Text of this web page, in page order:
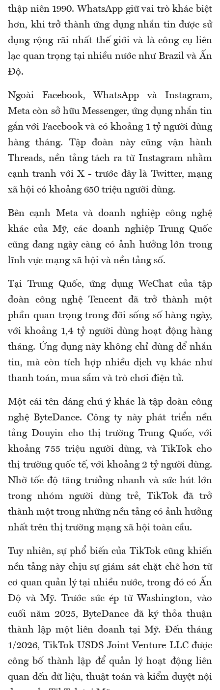
thập niên 1990. WhatsApp giữ vai trò khác biệt
hơn, khi trở thành ứng dụng nhắn tin được sử
dụng rộng rãi nhất thế giới và là công cụ liên
lạc quan trọng tại nhiều nước như Brazil và Ấn
Độ.
Ngoài Facebook, WhatsApp và Instagram,
Meta còn sở hữu Messenger, ứng dụng nhắn tin
gắn với Facebook và có khoảng 1 tỷ người dùng
hàng tháng. Tập đoàn này cũng vận hành
Threads, nền tảng tách ra từ Instagram nhằm
cạnh tranh với X - trước đây là Twitter, mạng
xã hội có khoảng 650 triệu người dùng.
Bên cạnh Meta và doanh nghiệp công nghệ
khác của Mỹ, các doanh nghiệp Trung Quốc
cũng đang ngày càng có ảnh hưởng lớn trong
lĩnh vực mạng xã hội và nền tảng số.
Tại Trung Quốc, ứng dụng WeChat của tập
đoàn công nghệ Tencent đã trở thành một
phần quan trọng trong đời sống số hàng ngày,
với khoảng 1,4 tỷ người dùng hoạt động hàng
tháng. Ứng dụng này không chỉ dùng để nhắn
tin, mà còn tích hợp nhiều dịch vụ khác như
thanh toán, mua sắm và trò chơi điện tử.
Một cái tên đáng chú ý khác là tập đoàn công
nghệ ByteDance. Công ty này phát triển nền
tảng Douyin cho thị trường Trung Quốc, với
khoảng 755 triệu người dùng, và TikTok cho
thị trường quốc tế, với khoảng 2 tỷ người dùng.
Nhờ tốc độ tăng trưởng nhanh và sức hút lớn
trong nhóm người dùng trẻ, TikTok đã trở
thành một trong những nền tảng có ảnh hưởng
nhất trên thị trường mạng xã hội toàn cầu.
Tuy nhiên, sự phổ biến của TikTok cũng khiến
nền tảng này chịu sự giám sát chặt chẽ hơn từ
cơ quan quản lý tại nhiều nước, trong đó có Ấn
Độ và Mỹ. Trước sức ép từ Washington, vào
cuối năm 2025, ByteDance đã ký thỏa thuận
thành lập một liên doanh tại Mỹ. Đến tháng
1/2026, TikTok USDS Joint Venture LLC được
công bố thành lập để quản lý hoạt động liên
quan đến dữ liệu, thuật toán và kiểm duyệt nội